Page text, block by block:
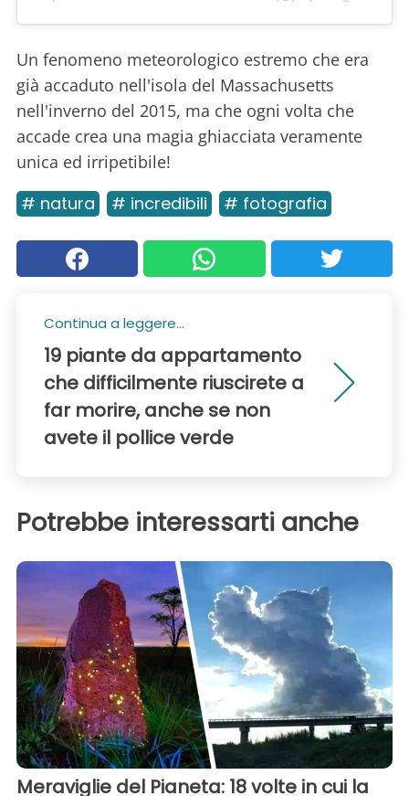
Un fenomeno meteorologico estremo che era
già accaduto nell'isola del Massachusetts
nell'inverno del 2015, ma che ogni volta che
accade crea una magia ghiacciata veramente
unica ed irripetibile!
# natura # incredibili # fotografia
Continua a leggere...
19 piante da appartamento
che difficilmente riuscirete a
far morire, anche se non
avete il pollice verde
Potrebbe interessarti anche
Meraviglie del Pianeta: 18 volte in cui la